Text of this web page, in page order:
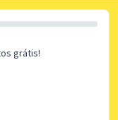
grátis!